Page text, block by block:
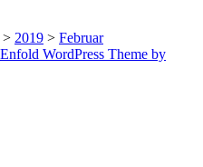
> 2019 > Februar
Enfold WordPress Theme by